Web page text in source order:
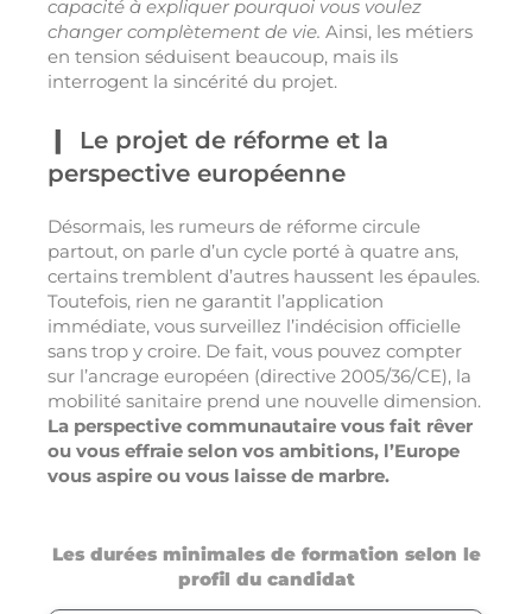
capacité à expliquer pourquoi vous voulez
changer complètement de vie. Ainsi, les métiers
en tension séduisent beaucoup, mais ils
interrogent la sincérité du projet.
Le projet de réforme et la
perspective européenne
Désormais, les rumeurs de réforme circule
partout, on parle d’un cycle porté à quatre ans,
certains tremblent d’autres haussent les épaules.
Toutefois, rien ne garantit l’application
immédiate, vous surveillez l’indécision officielle
sans trop y croire. De fait, vous pouvez compter
sur l’ancrage européen (directive 2005/36/CE), la
mobilité sanitaire prend une nouvelle dimension.
La perspective communautaire vous fait rêver
ou vous effraie selon vos ambitions, l’Europe
vous aspire ou vous laisse de marbre.
Les durées minimales de formation selon le
profil du candidat